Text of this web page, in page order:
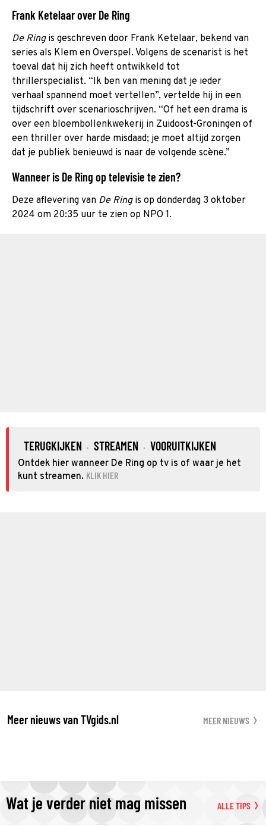
Frank Ketelaar over De Ring
De Ringis geschreven door Frank Ketelaar, bekend van
series als Klem en Overspel. Volgens de scenarist is het
toeval dat hij zich heeft ontwikkeld tot
thrillerspecialist. “Ik ben van mening dat je ieder
verhaal spannend moet vertellen”, vertelde hij in een
tijdschrift over scenarioschrijven. “Of het een drama is
over een bloembollenkwekerij in Zuidoost-Groningen of
een thriller over harde misdaad; je moet altijd zorgen
dat je publiek benieuwd is naar de volgende scène.”
Wanneer is De Ring op televisie te zien?
Deze aflevering van De Ringis op donderdag 3 oktober
2024 om 20:35 uur te zien op NPO 1.
TERUGKIJKEN · STREAMEN · VOORUITKIJKEN
Ontdek hier wanneer De Ring op tv is of waar je het
kunt streamen. KLIK HIER
Meer nieuws van TVgids.nl MEER NIEUWS
Wat je verder niet mag missen ALLE TIPS